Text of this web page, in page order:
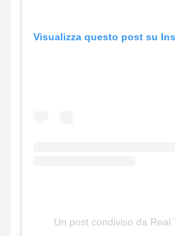
Visualizza questo post su
Un post condiviso da Real